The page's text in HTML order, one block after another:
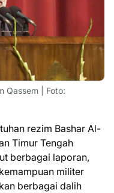
Qassem | Foto:
rezim Bashar Al-
Timur Tengah
berbagai laporan,
militer
berbagai dalih